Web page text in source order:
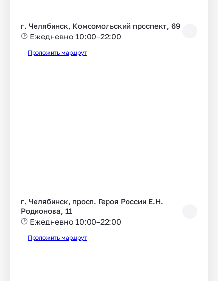
г. Челябинск, Комсомольский проспект, 69
Ежедневно 10:00–22:00
Проложить маршрут
г. Челябинск, просп. Героя России Е.Н.
Родионова, 11
Ежедневно 10:00–22:00
Проложить маршрут